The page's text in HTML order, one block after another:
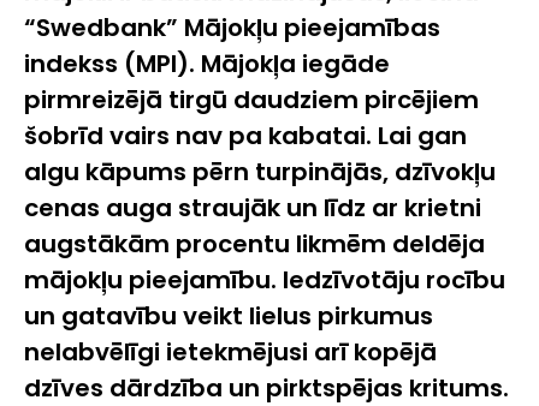
“Swedbank” Mājokļu pieejamības
indekss (MPI). Mājokļa iegāde
pirmreizējā tirgū daudziem pircējiem
šobrīd vairs nav pa kabatai. Lai gan
algu kāpums pērn turpinājās, dzīvokļu
cenas auga straujāk un līdz ar krietni
augstākām procentu likmēm deldēja
mājokļu pieejamību. Iedzīvotāju rocību
un gatavību veikt lielus pirkumus
nelabvēlīgi ietekmējusi arī kopējā
dzīves dārdzība un pirktspējas kritums.